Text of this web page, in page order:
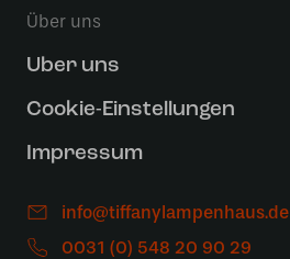
Über uns
Uber uns
Cookie-Einstellungen
Impressum
info@tiffanylampenhaus.de
0031 (0) 548 20 90 29